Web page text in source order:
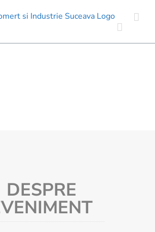
DESPRE